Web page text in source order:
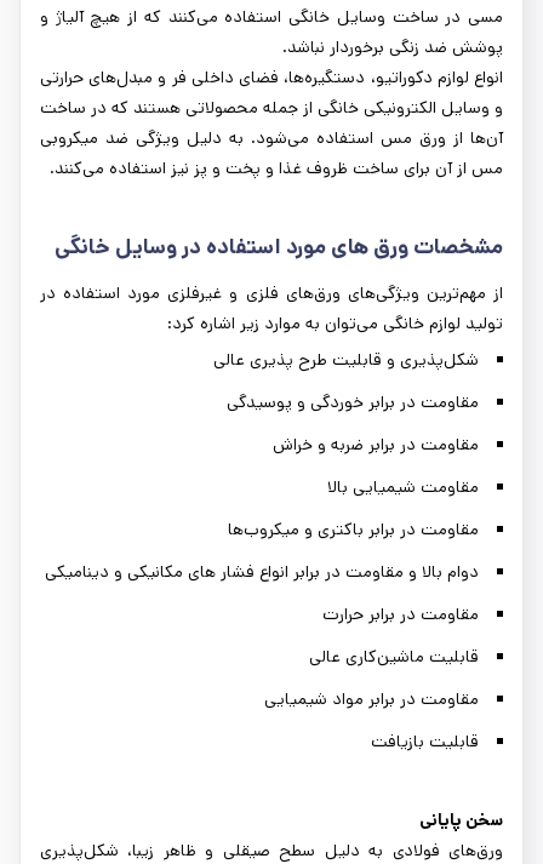
مسی در ساخت وسایل خانگی استفاده می‌کنند که از هیچ آلیاژ و
پوشش ضد زنگی برخوردار نباشد.
انواع لوازم دکوراتیو، دستگیره‌ها، فضای داخلی فر و مبدل‌های حرارتی
و وسایل الکترونیکی خانگی از جمله محصولاتی هستند که در ساخت
آن‌ها از ورق مس استفاده می‌شود. به دلیل ویژگی ضد میکروبی
مس از آن برای ساخت ظروف غذا و پخت و پز نیز استفاده می‌کنند.
مشخصات ورق‌ های مورد استفاده در وسایل خانگی
از مهم‌ترین ویژگی‌های ورق‌های فلزی و غیرفلزی مورد استفاده در
تولید لوازم خانگی می‌توان به موارد زیر اشاره کرد:
شکل‌پذیری و قابلیت طرح پذیری عالی
مقاومت در برابر خوردگی و پوسیدگی
مقاومت در برابر ضربه و خراش
مقاومت شیمیایی بالا
مقاومت در برابر باکتری و میکروب‌ها
دوام بالا و مقاومت در برابر انواع فشار های مکانیکی و دینامیکی
مقاومت در برابر حرارت
قابلیت ماشین‌کاری عالی
مقاومت در برابر مواد شیمیایی
قابلیت بازیافت
سخن پایانی
ورق‌های فولادی به دلیل سطح صیقلی و ظاهر زیبا، شکل‌پذیری